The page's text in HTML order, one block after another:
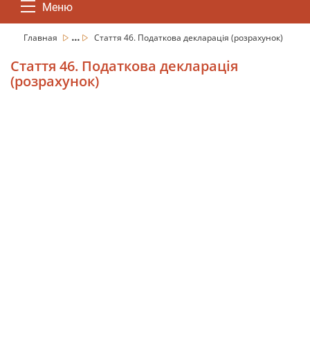
Меню
Главная ... Стаття 46. Податкова декларація (розрахунок)
Стаття 46. Податкова декларація
(розрахунок)